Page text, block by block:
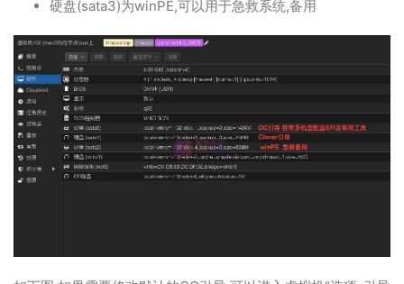
硬盘(sata3)为winPE,可以用于急救系统,备用